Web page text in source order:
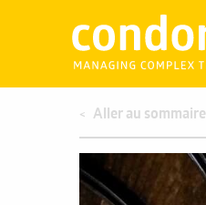
Aller au sommaire